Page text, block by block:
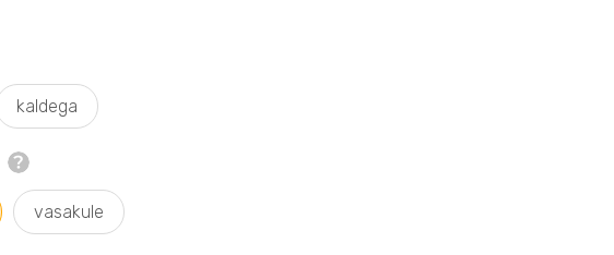
kaldega
vasakule